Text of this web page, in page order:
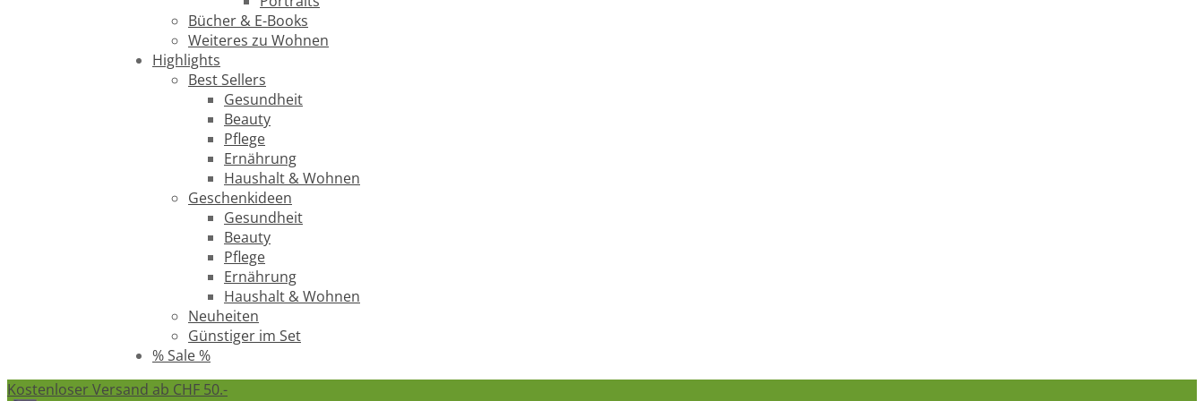
Bücher & E-Books
Weiteres zu Wohnen
Highlights
Best Sellers
Gesundheit
Beauty
Pflege
Ernährung
Haushalt & Wohnen
Geschenkideen
Gesundheit
Beauty
Pflege
Ernährung
Haushalt & Wohnen
Neuheiten
Günstiger im Set
% Sale %
Kostenloser Versand ab CHF 50.-